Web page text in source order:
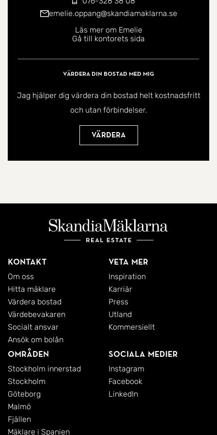
emelie.oppang@skandiamaklarna.se
Läs mer om Emelie
Gå till kontorets sida
Värdera din bostad med mig
Jag hjälper dig värdera din bostad helt kostnadsfritt
och utan förbindelser.
Värdera
Kontakt
Om oss
Hitta mäklare
Värdera bostad
Värdebevakaren
Socialt ansvar
Ansök om bolån
Veta mer
Inspiration
Karriär
Press
Utland
Kommersiellt
Områden
Stockholm innerstad
Stockholm
Göteborg
Malmö
Fjällen
Mäklare i Spanien
Sociala medier
Instagram
Facebook
LinkedIn